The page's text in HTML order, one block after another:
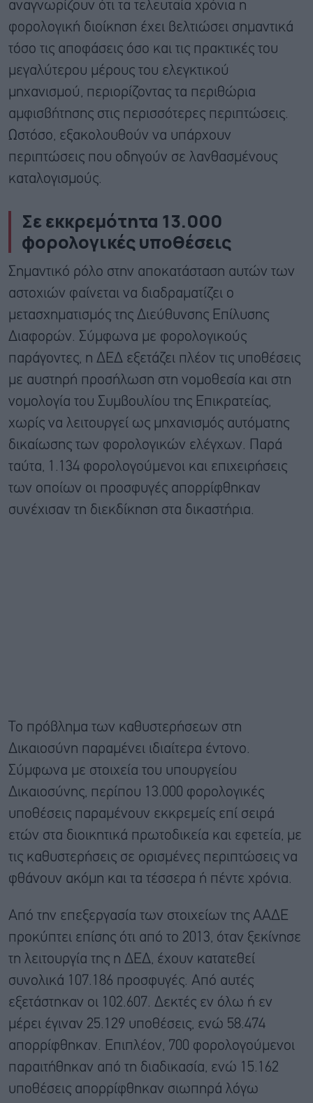
αναγνωρίζουν ότι τα τελευταία χρόνια η
φορολογική διοίκηση έχει βελτιώσει σημαντικά
τόσο τις αποφάσεις όσο και τις πρακτικές του
μεγαλύτερου μέρους του ελεγκτικού
μηχανισμού, περιορίζοντας τα περιθώρια
αμφισβήτησης στις περισσότερες περιπτώσεις.
Ωστόσο, εξακολουθούν να υπάρχουν
περιπτώσεις που οδηγούν σε λανθασμένους
καταλογισμούς.
Σε εκκρεμότητα 13.000
φορολογικές υποθέσεις
Σημαντικό ρόλο στην αποκατάσταση αυτών των
αστοχιών φαίνεται να διαδραματίζει ο
μετασχηματισμός της Διεύθυνσης Επίλυσης
Διαφορών. Σύμφωνα με φορολογικούς
παράγοντες, η ΔΕΔ εξετάζει πλέον τις υποθέσεις
με αυστηρή προσήλωση στη νομοθεσία και στη
νομολογία του Συμβουλίου της Επικρατείας,
χωρίς να λειτουργεί ως μηχανισμός αυτόματης
δικαίωσης των φορολογικών ελέγχων. Παρά
ταύτα, 1.134 φορολογούμενοι και επιχειρήσεις
των οποίων οι προσφυγές απορρίφθηκαν
συνέχισαν τη διεκδίκηση στα δικαστήρια.
Το πρόβλημα των καθυστερήσεων στη
Δικαιοσύνη παραμένει ιδιαίτερα έντονο.
Σύμφωνα με στοιχεία του υπουργείου
Δικαιοσύνης, περίπου 13.000 φορολογικές
υποθέσεις παραμένουν εκκρεμείς επί σειρά
ετών στα διοικητικά πρωτοδικεία και εφετεία, με
τις καθυστερήσεις σε ορισμένες περιπτώσεις να
φθάνουν ακόμη και τα τέσσερα ή πέντε χρόνια.
Από την επεξεργασία των στοιχείων της ΑΑΔΕ
προκύπτει επίσης ότι από το 2013, όταν ξεκίνησε
τη λειτουργία της η ΔΕΔ, έχουν κατατεθεί
συνολικά 107.186 προσφυγές. Από αυτές
εξετάστηκαν οι 102.607. Δεκτές εν όλω ή εν
μέρει έγιναν 25.129 υποθέσεις, ενώ 58.474
απορρίφθηκαν. Επιπλέον, 700 φορολογούμενοι
παραιτήθηκαν από τη διαδικασία, ενώ 15.162
υποθέσεις απορρίφθηκαν σιωπηρά λόγω